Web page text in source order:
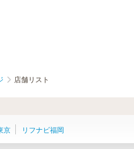
店舗リスト
京 リフナビ福岡